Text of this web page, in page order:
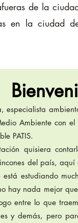
de la
en la ciudad
especialista
Ambiente con
PATIS.
quisiera
del país,
estudiando
hay nada mejor
entre lo que
y demás, pero